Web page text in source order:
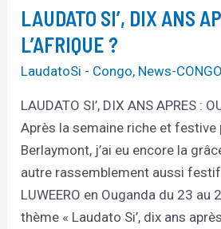
LAUDATO SI’, DIX ANS
L’AFRIQUE ?
LaudatoSi - Congo, News-CONGO
LAUDATO SI’, DIX ANS APRES :
Après la semaine riche et festive
Berlaymont, j’ai eu encore la
autre rassemblement aussi
LUWEERO en Ouganda du 23
thème « Laudato Si’, dix ans
DIX
ANS
EST
L’AFRIQUE ?